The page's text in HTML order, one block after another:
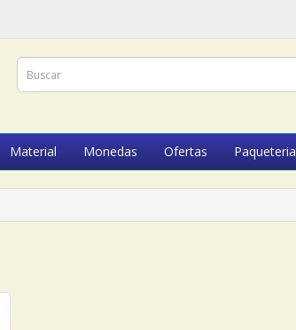
Material Monedas Ofertas Paqueteria